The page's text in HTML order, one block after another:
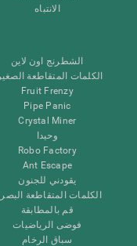
الانتباه
الشطرنج اون لاين
الكلمات المتقاطعة
Fruit Frenzy
Pipe Panic
Crystal Miner
وحيدا
Robo Factory
Ant Escape
يقودني للجنون
الكلمات المتقاطعة
قم بالمطابقة
فوضى الرياضيات
سباق الرخام